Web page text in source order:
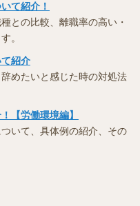
て紹介！
との比較、離職率の高い・
。
紹介
めたいと感じた時の対処法
【労働環境編】
いて、具体例の紹介、その